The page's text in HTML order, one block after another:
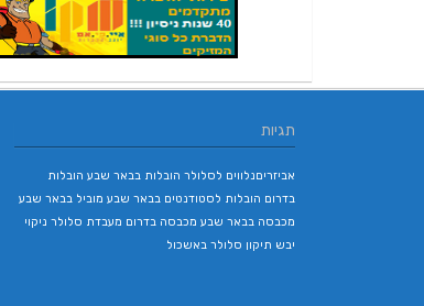
תגיות
אביזריםנלווים לסלולר הובלות בבאר שבע הובלות
בדרום הובלות לסטודנטים בבאר שבע מוביל בבאר שבע
מכבסה בבאר שבע מכבסה בדרום מעבדת סלולר ניקוי
יבש תיקון סלולר באשכול